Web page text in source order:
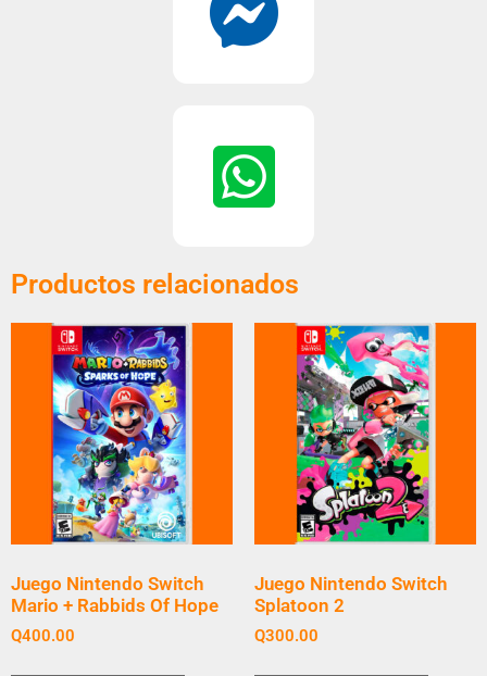
Productos relacionados
Juego Nintendo Switch
Mario + Rabbids Of Hope
Q400.00
Juego Nintendo Switch
Splatoon 2
Q300.00